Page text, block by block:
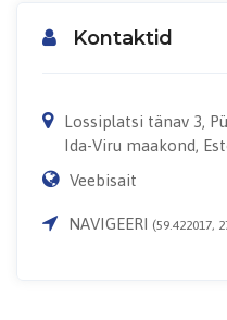
Kontaktid
Lossiplatsi tänav 3,
Ida-Viru maakond,
Veebisait
NAVIGEERI (59.422017,